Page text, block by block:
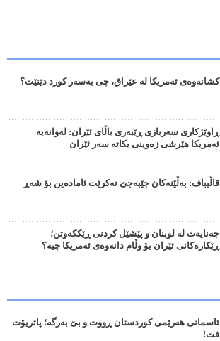
کشانەوەی ئەمریکا لە عێراق، چی بەسەر کورد دێنێت؟
ڕاوێژکاری سەربازی ڕێبەری باڵای ئێران: لەوانەیە
ئەمریکا هێرشی زەوینی بکاتە سەر ئێران
قاڵیباف: بەڵێنەکان جێبەجێ نەکرێت ئامادەین بۆ شەڕ
جەنایەت لە لوبنان و پێشێل کردنی ڕێککەوتن؛
ڕێکارەکانی ئێران بۆ وڵام دانەوەی ئەمریکا چیە؟
ئاسمانی هەرێمی کوردستان ڕووت و بێ بەرگە؛ پاتریۆت
فت!